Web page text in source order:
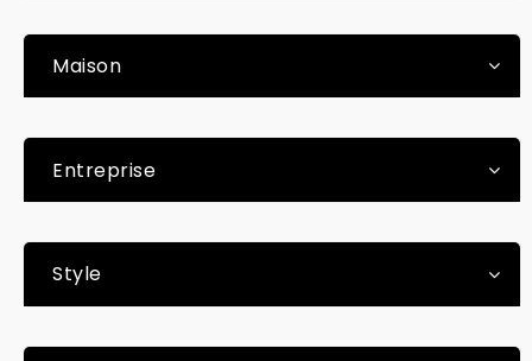
Maison
Entreprise
Style